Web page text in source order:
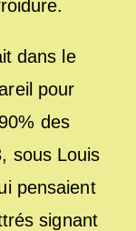
dans le
pour
des
sous Louis
pensaient
signant